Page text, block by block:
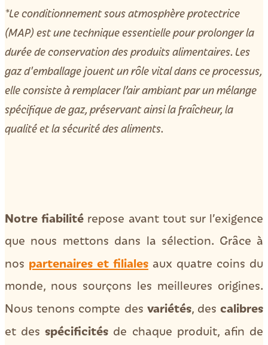
*Le conditionnement sous atmosphère protectrice
(MAP) est une technique essentielle pour prolonger la
durée de conservation des produits alimentaires. Les
gaz d'emballage jouent un rôle vital dans ce processus,
elle consiste à remplacer l’air ambiant par un mélange
spécifique de gaz, préservant ainsi la fraîcheur, la
qualité et la sécurité des aliments.
Notre fiabilité repose avant tout sur l’exigence
que nous mettons dans la sélection. Grâce à
nos partenaires et filiales aux quatre coins du
monde, nous sourçons les meilleures origines.
Nous tenons compte des variétés, descalibres
et desspécificités de chaque produit, afin de